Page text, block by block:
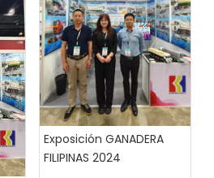
Exposición GANADERA
FILIPINAS 2024